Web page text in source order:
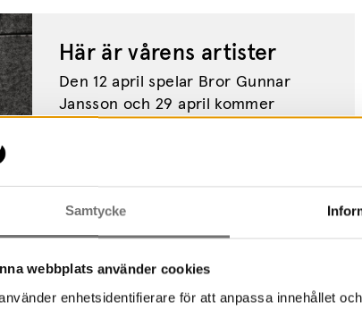
Samtycke
webbplats använder cookies
enhetsidentifierare för att anpassa innehållet
Här är vårens artister
Den 12 april spelar Bror Gunnar
Jansson och 29 april kommer